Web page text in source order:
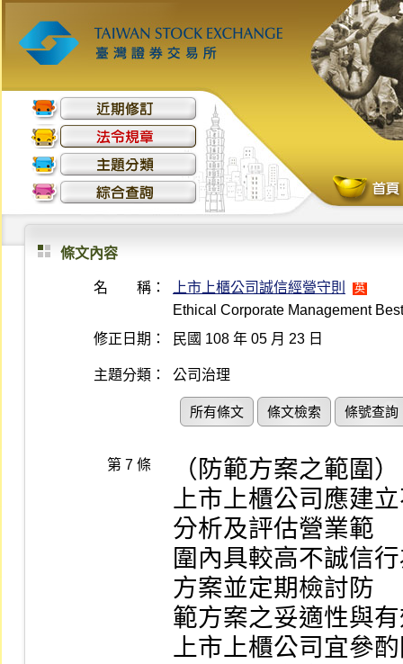
條文內容
名 稱： 上市上櫃公司誠信經營守則 英
Ethical Corporate Management
修正日期：
民國 108 年 05 月 23 日
主題分類： 公司治理
所有條文 條文檢索 條號查詢
第 7 條
（防範方案之範圍）
上市上櫃公司應建
分析及評估營業範
圍內具較高不誠信
方案並定期檢討防
範方案之妥適性與
上市上櫃公司宜參